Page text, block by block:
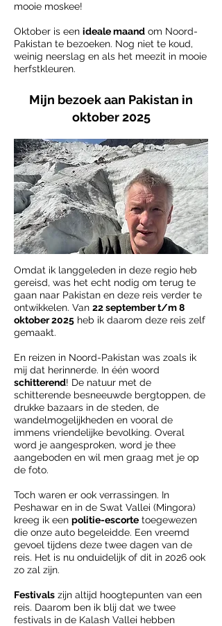
mooie moskee!
Oktober is een ideale maand om Noord-
Pakistan te bezoeken. Nog niet te koud,
weinig neerslag en als het meezit in mooie
herfstkleuren.
Mijn bezoek aan Pakistan in
oktober 2025
Omdat ik langgeleden in deze regio heb
gereisd, was het echt nodig om terug te
gaan naar Pakistan en deze reis verder te
ontwikkelen. Van 22 september t/m 8
oktober 2025 heb ik daarom deze reis zelf
gemaakt.
En reizen in Noord-Pakistan was zoals ik
mij dat herinnerde. In één woord
schitterend! De natuur met de
schitterende besneeuwde bergtoppen, de
drukke bazaars in de steden, de
wandelmogelijkheden en vooral de
immens vriendelijke bevolking. Overal
word je aangesproken, word je thee
aangeboden en wil men graag met je op
de foto.
Toch waren er ook verrassingen. In
Peshawar en in de Swat Vallei (Mingora)
kreeg ik een politie-escorte toegewezen
die onze auto begeleidde. Een vreemd
gevoel tijdens deze twee dagen van de
reis. Het is nu onduidelijk of dit in 2026 ook
zo zal zijn.
Festivals zijn altijd hoogtepunten van een
reis. Daarom ben ik blij dat we twee
festivals in de Kalash Vallei hebben